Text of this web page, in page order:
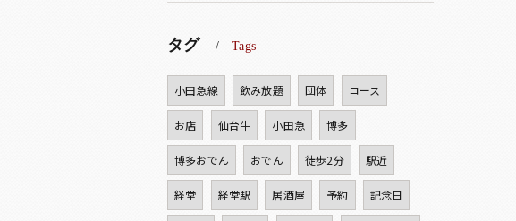
タグ Tags
小田急線 飲み放題 団体 コース
お店 仙台牛 小田急 博多
博多おでん おでん 徒歩2分 駅近
経堂 経堂駅 居酒屋 予約 記念日